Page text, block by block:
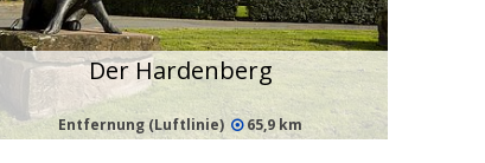
Der Hardenberg
Entfernung (Luftlinie) 65,9 km